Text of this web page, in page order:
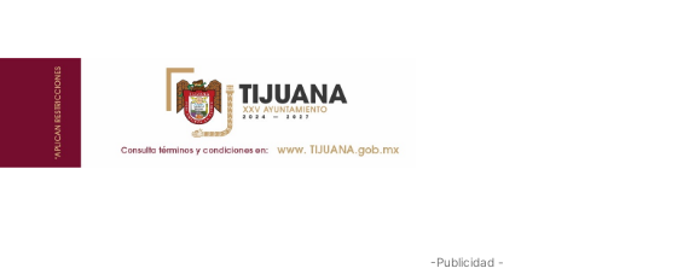
-Publicidad -